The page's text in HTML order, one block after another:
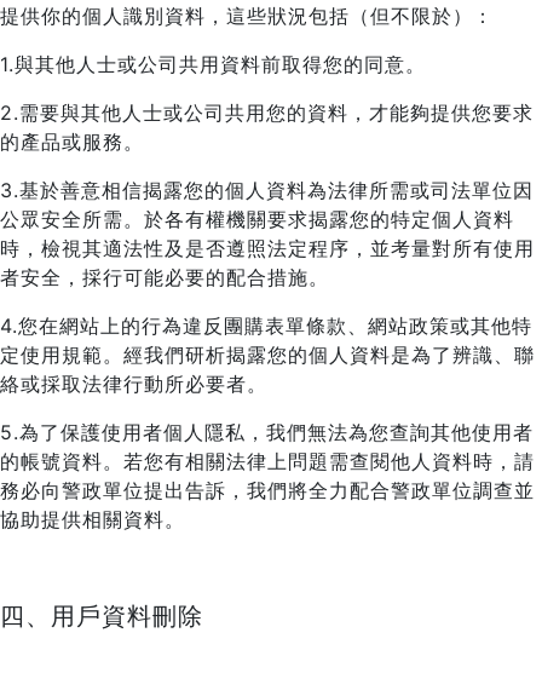
提供你的個人識別資料，這些狀況包括（但不限於）：
1.與其他人士或公司共用資料前取得您的同意。
2.需要與其他人士或公司共用您的資料，才能夠提供您要求
的產品或服務。
3.基於善意相信揭露您的個人資料為法律所需或司法單位因
公眾安全所需。於各有權機關要求揭露您的特定個人資料
時，檢視其適法性及是否遵照法定程序，並考量對所有使用
者安全，採行可能必要的配合措施。
4.您在網站上的行為違反團購表單條款、網站政策或其他特
定使用規範。經我們研析揭露您的個人資料是為了辨識、聯
絡或採取法律行動所必要者。
5.為了保護使用者個人隱私，我們無法為您查詢其他使用者
的帳號資料。若您有相關法律上問題需查閱他人資料時，請
務必向警政單位提出告訴，我們將全力配合警政單位調查並
協助提供相關資料。
四、用戶資料刪除